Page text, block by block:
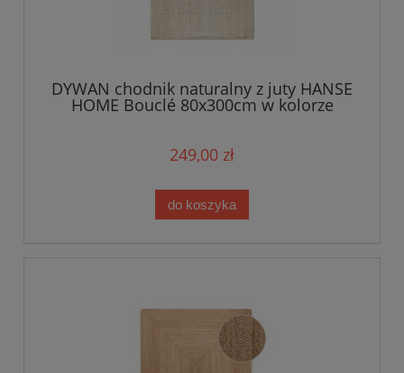
DYWAN chodnik naturalny z juty HANSE
HOME Bouclé 80x300cm w kolorze
249,00 zł
do koszyka